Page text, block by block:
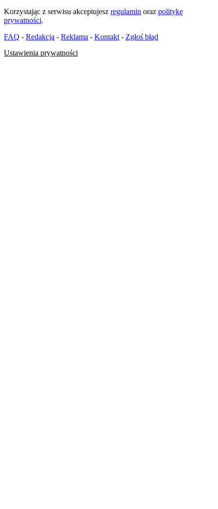
Korzystając z serwisu akceptujesz regulamin oraz politykę
prywatności.
FAQ - Redakcja - Reklama - Kontakt - Zgłoś błąd
Ustawienia prywatności